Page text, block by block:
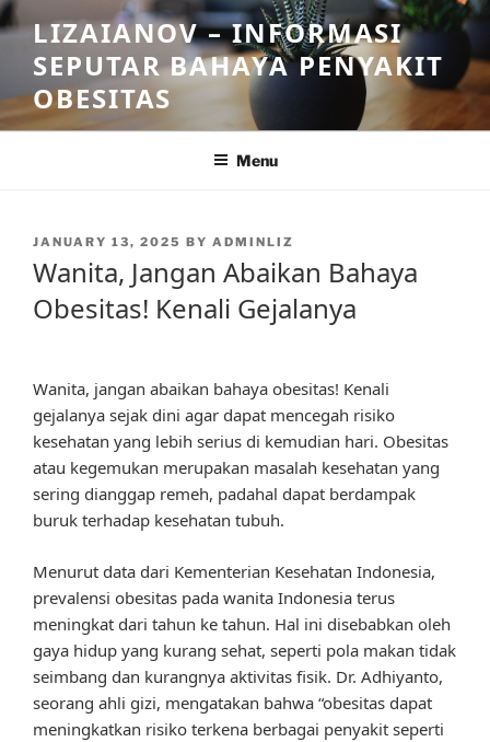
Skip
to
content
LIZAIANOV – INFORMASI
SEPUTAR BAHAYA PENYAKIT
OBESITAS
Menu
POSTED
JANUARY 13, 2025 BY ADMINLIZ
Wanita, Jangan Abaikan Bahaya
Obesitas! Kenali Gejalanya
Wanita, jangan abaikan bahaya obesitas! Kenali
gejalanya sejak dini agar dapat mencegah risiko
kesehatan yang lebih serius di kemudian hari. Obesitas
atau kegemukan merupakan masalah kesehatan yang
sering dianggap remeh, padahal dapat berdampak
buruk terhadap kesehatan tubuh.
Menurut data dari Kementerian Kesehatan Indonesia,
prevalensi obesitas pada wanita Indonesia terus
meningkat dari tahun ke tahun. Hal ini disebabkan oleh
gaya hidup yang kurang sehat, seperti pola makan tidak
seimbang dan kurangnya aktivitas fisik. Dr. Adhiyanto,
seorang ahli gizi, mengatakan bahwa “obesitas dapat
meningkatkan risiko terkena berbagai penyakit seperti